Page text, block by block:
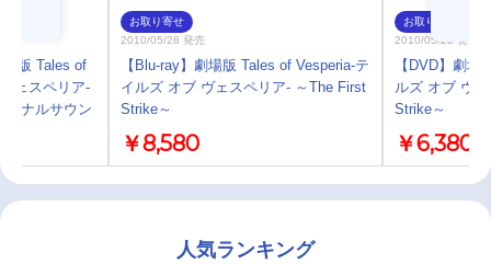
版 Tales of
ェスペリア-
ジナルサウン
お取り寄せ
2010/05/28 発売
【Blu-ray】劇場版 Tales of Vesperia-テ
イルズ オブ ヴェスペリア- ～The First
Strike～
￥8,580
お取り寄せ
2010/05/28 発売
【DVD】劇場
ルズ オブ ヴ
Strike～
￥6,380
人気ランキング